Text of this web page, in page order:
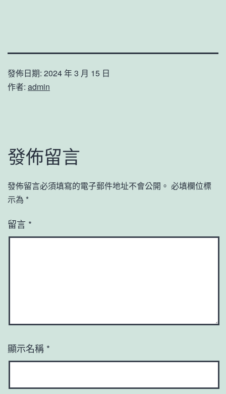
發佈日期: 2024 年 3 月 15 日
作者: admin
發佈留言
發佈留言必須填寫的電子郵件地址不會公開。 必填欄位標
示為 *
留言 *
顯示名稱 *